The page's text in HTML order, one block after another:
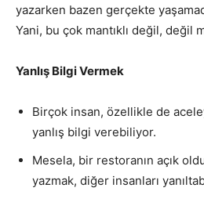
yazarken bazen gerçekte
Yani, bu çok mantıklı değil, değil
Yanlış Bilgi Vermek
Birçok insan, özellikle de
yanlış bilgi verebiliyor.
Mesela, bir restoranın açık
yazmak, diğer insanları